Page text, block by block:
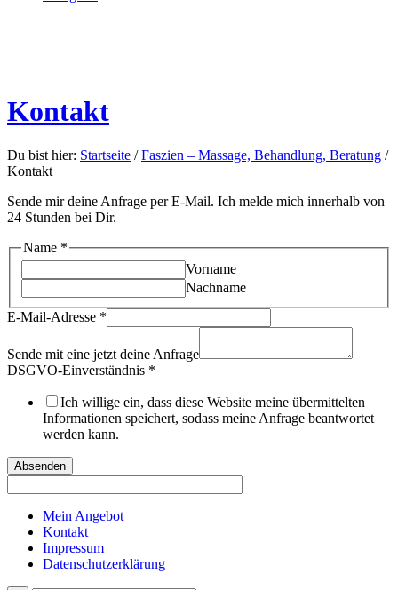
Kontakt
Du bist hier: Startseite / Faszien – Massage, Behandlung, Beratung /
Kontakt
Sende mir deine Anfrage per E-Mail. Ich melde mich innerhalb von
24 Stunden bei Dir.
Name *
Vorname
Nachname
E-
Adresse
Anfrage
E-Mail-Adresse *
Sende mit eine jetzt deine Anfrage
DSGVO-Einverständnis *
Ich willige ein, dass diese Website meine übermittelten
Informationen speichert, sodass meine Anfrage beantwortet
werden kann.
Absenden
Mein Angebot
Kontakt
Impressum
Datenschutzerklärung